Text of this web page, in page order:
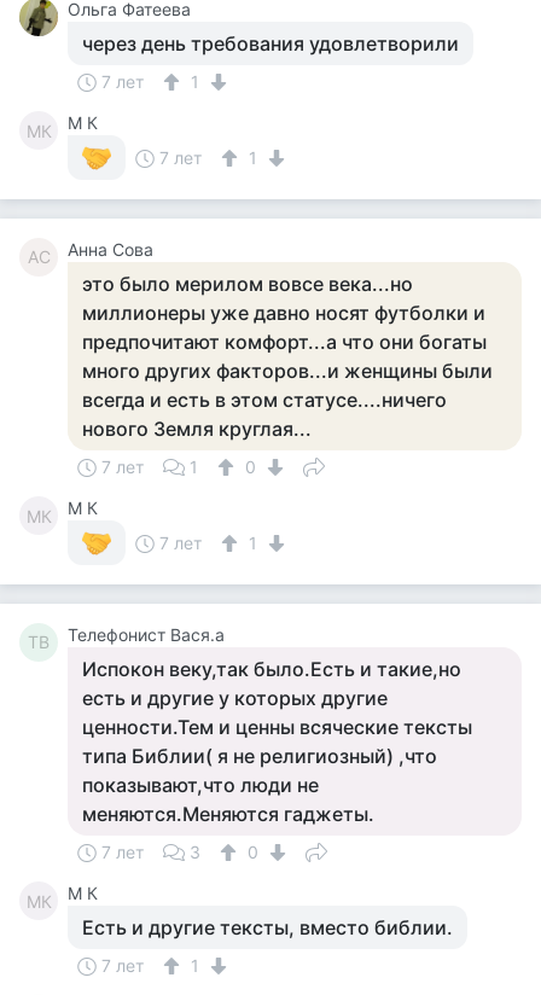
Ольга Фатеева
через день требования удовлетворили
7 лет 1
MК
M К
7 лет
1
АС Анна Сова
это было мерилом вовсе века...но
миллионеры уже давно носят футболки и
предпочитают комфорт...а что они богаты
много других факторов...и женщины были
всегда и есть в этом статусе....ничего
нового Земля круглая...
7 лет 1 0
MК
M К
7 лет
1
ТВ Телефонист Вася.а
Испокон веку,так было.Есть и такие,но
есть и другие у которых другие
ценности.Тем и ценны всяческие тексты
типа Библии( я не религиозный) ,что
показывают,что люди не
меняются.Меняются гаджеты.
7 лет 3 0
MК M К
Есть и другие тексты, вместо библии.
7 лет 1